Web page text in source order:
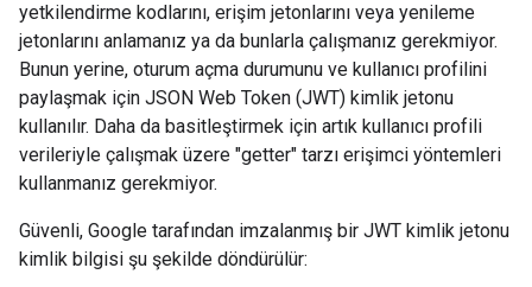
yetkilendirme kodlarını, erişim jetonlarını veya yenileme
jetonlarını anlamanız ya da bunlarla çalışmanız gerekmiyor.
Bunun yerine, oturum açma durumunu ve kullanıcı profilini
paylaşmak için JSON Web Token (JWT) kimlik jetonu
kullanılır. Daha da basitleştirmek için artık kullanıcı profili
verileriyle çalışmak üzere "getter" tarzı erişimci yöntemleri
kullanmanız gerekmiyor.
Güvenli, Google tarafından imzalanmış bir JWT kimlik jetonu
kimlik bilgisi şu şekilde döndürülür: